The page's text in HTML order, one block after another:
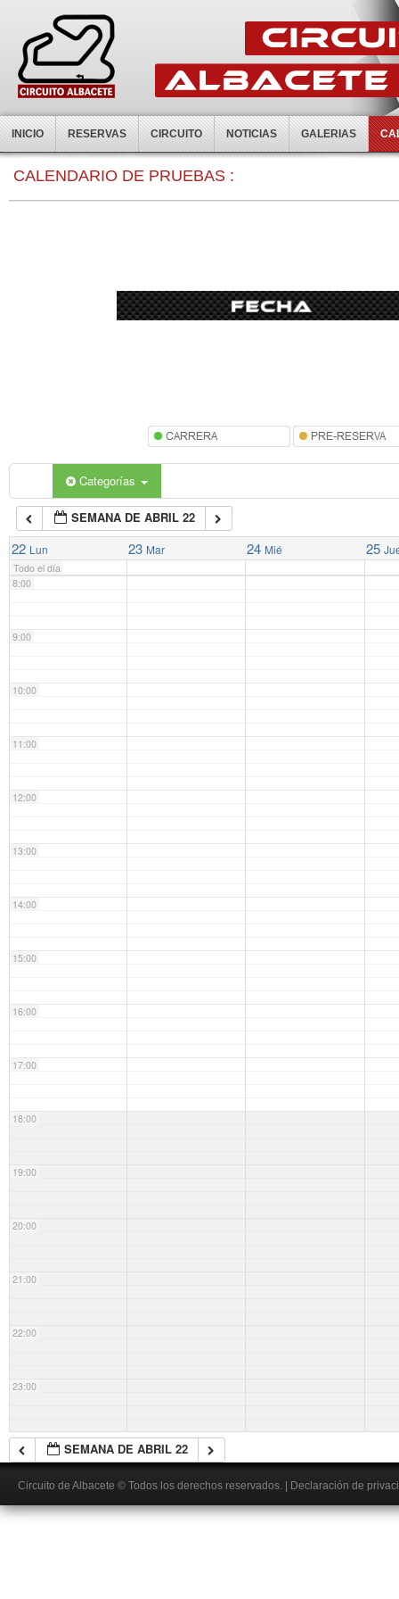
INICIO RESERVAS CIRCUITO NOTICIAS GALERIAS
CALENDARIO DE PRUEBAS :
Categorías
SEMANA DE ABRIL 22
22 Lun 23 Mar 24 Mié 25
Todo el día
0:00
7:00
8:00
9:00
10:00
11:00
12:00
13:00
14:00
15:00
16:00
17:00
18:00
19:00
20:00
21:00
22:00
23:00
SEMANA DE ABRIL 22
Circuito de Albacete © Todos los derechos reservados. Declaración de